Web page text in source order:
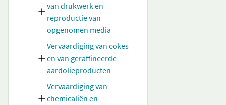
van drukwerk en
reproductie van
opgenomen media
Vervaardiging van cokes
en van geraffineerde
aardolieproducten
Vervaardiging van
chemicaliën en